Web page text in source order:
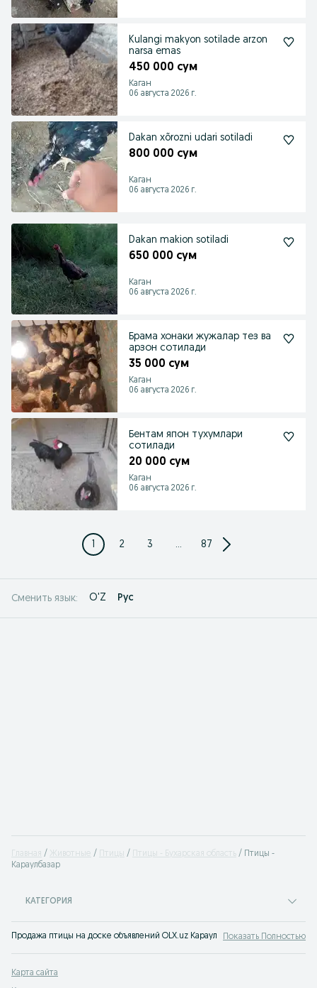
Kulangi makyon sotilade arzon
narsa emas
450 000 сум
Каган
06 августа 2026 г.
Dakan xõrozni udari sotiladi
800 000 сум
Каган
06 августа 2026 г.
Dakan makion sotiladi
650 000 сум
Каган
06 августа 2026 г.
Брама хонаки жужалар тез ва
арзон сотилади
35 000 сум
Каган
06 августа 2026 г.
Бентам япон тухумлари
сотилади
20 000 сум
Каган
06 августа 2026 г.
1 2 3 ... 87
Сменить язык: O'Z Рус
Главная Животные Птицы Птицы - Бухарская область
Птицы -
Караулбазар
КАТЕГОРИЯ
Продажа птицы на доске объявлений OLX.uz Караулбазар. Покупайте
Показать Полностью
Карта сайта